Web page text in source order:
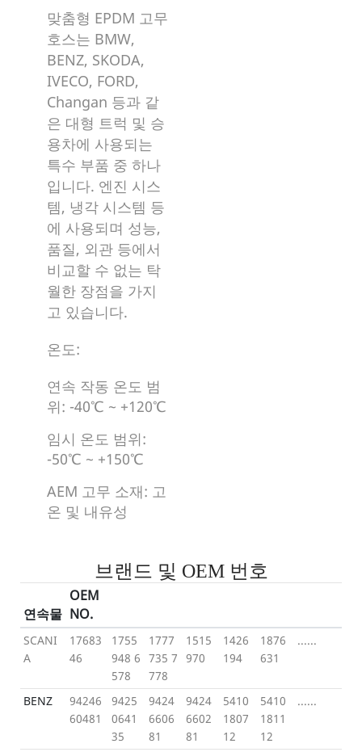
맞춤형 EPDM 고무
호스는 BMW,
BENZ, SKODA,
IVECO, FORD,
Changan 등과 같
은 대형 트럭 및 승
용차에 사용되는
특수 부품 중 하나
입니다. 엔진 시스
템, 냉각 시스템 등
에 사용되며 성능,
품질, 외관 등에서
비교할 수 없는 탁
월한 장점을 가지
고 있습니다.
온도:
연속 작동 온도 범
위: -40℃ ~ +120℃
임시 온도 범위:
-50℃ ~ +150℃
AEM 고무 소재: 고
온 및 내유성
브랜드 및 OEM 번호
연속물
OEM
NO.
SCANI
A
17683
46
1755
948 6
578
1777
735 7
778
1515
970
1426
194
1876
631
......
BENZ
94246
60481
9425
0641
35
9424
6606
81
9424
6602
81
5410
1807
12
5410
1811
12
......